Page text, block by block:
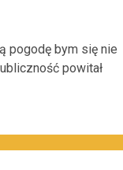
pogodę bym się nie
powitał